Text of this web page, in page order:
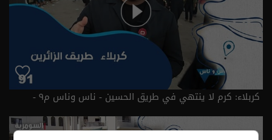
كربلاء: كرم لا ينتهي في طريق الحسين - ناس وناس م٩ -